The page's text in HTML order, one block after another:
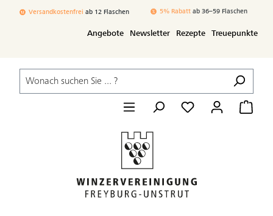
Zum Hauptinhalt springen
Versandkostenfrei ab 12 Flaschen 3% Rabattab 24–35 Flaschen
Angebote Newsletter Rezepte Treuepunkte